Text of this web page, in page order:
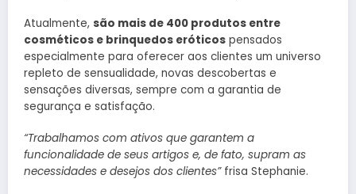
Atualmente, são mais de 400 produtos entre
cosméticos e brinquedos eróticos pensados
especialmente para oferecer aos clientes um universo
repleto de sensualidade, novas descobertas e
sensações diversas, sempre com a garantia de
segurança e satisfação.
“Trabalhamos com ativos que garantem a
funcionalidade de seus artigos e, de fato, supram as
necessidades e desejos dos clientes”frisa Stephanie.